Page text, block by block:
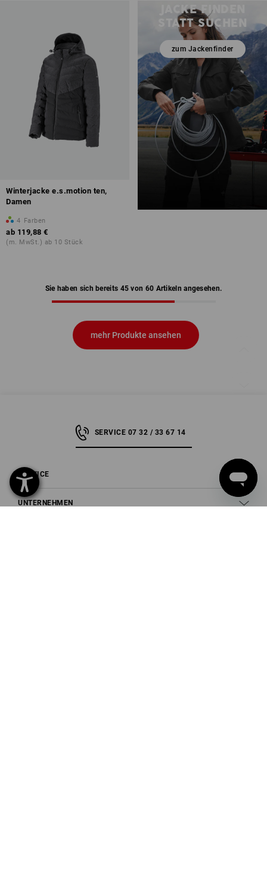
Winterjacke e.s.motion ten,
Damen
4 Farben
ab 119,88 €
(m. MwSt.) ab 10 Stück
JACKE FINDEN
STATT SUCHEN
zum Jackenfinder
Sie haben sich bereits 45 von 60 Artikeln angesehen.
mehr Produkte ansehen
SERVICE 07 32 / 33 67 14
SERVICE
UNTERNEHMEN